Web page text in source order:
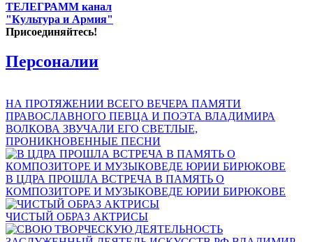
ТЕЛЕГРАММ канал
"Культура и Армия"
Присоединяйтесь!
Персоналии
НА ПРОТЯЖЕНИИ ВСЕГО ВЕЧЕРА ПАМЯТИ
ПРАВОСЛАВНОГО ПЕВЦА И ПОЭТА ВЛАДИМИРА
ВОЛКОВА ЗВУЧАЛИ ЕГО СВЕТЛЫЕ,
ПРОНИКНОВЕННЫЕ ПЕСНИ
В ЦДРА ПРОШЛА ВСТРЕЧА В ПАМЯТЬ О
КОМПОЗИТОРЕ И МУЗЫКОВЕДЕ ЮРИИ БИРЮКОВЕ
ЧИСТЫЙ ОБРАЗ АКТРИСЫ